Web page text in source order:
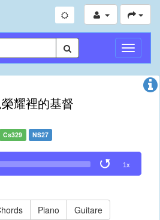
Toggle
耀裡的基督
Cs329 NS27
1x
Piano Guitare